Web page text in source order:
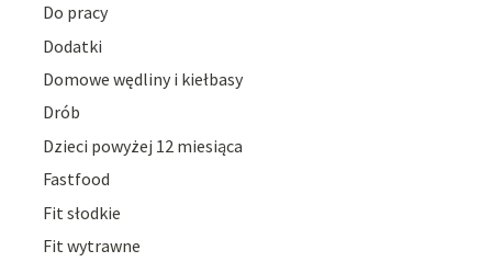
Do pracy
Dodatki
Domowe wędliny i kiełbasy
Drób
Dzieci powyżej 12 miesiąca
Fastfood
Fit słodkie
Fit wytrawne